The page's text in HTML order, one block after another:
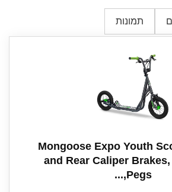
תמונות
Mongoose Expo Youth
and Rear Caliper
Pegs,...